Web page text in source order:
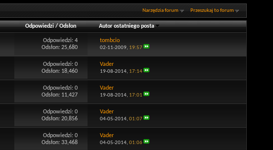
Narzędzia forum Przeszukaj to forum
Odpowiedzi/Odsłon Autor ostatniego posta
Odpowiedzi:4
Odsłon: 25,680
tombcio
02-11-2009, 19:57
Odpowiedzi:0
Odsłon: 18,460
Vader
19-08-2014, 17:14
Odpowiedzi:0
Odsłon: 11,427
Vader
19-08-2014, 17:01
Odpowiedzi:0
Odsłon: 20,856
Vader
04-05-2014, 01:07
Odpowiedzi:0
Odsłon: 33,468
Vader
04-05-2014, 01:06